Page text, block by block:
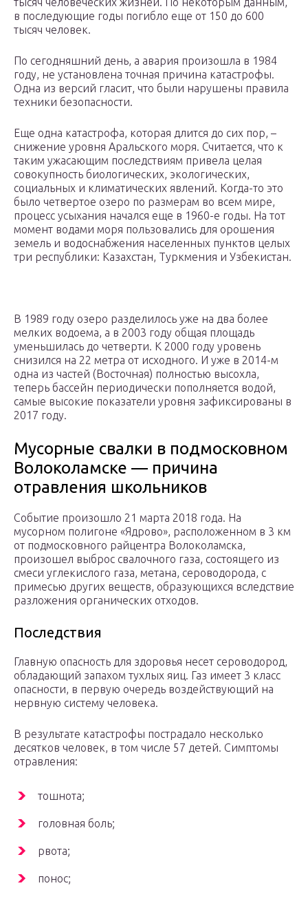
в последующие годы погибло еще от 150 до 600
тысяч человек.
По сегодняшний день, а авария произошла в 1984
году, не установлена точная причина катастрофы.
Одна из версий гласит, что были нарушены правила
техники безопасности.
Еще одна катастрофа, которая длится до сих пор, –
снижение уровня Аральского моря. Считается, что к
таким ужасающим последствиям привела целая
совокупность биологических, экологических,
социальных и климатических явлений. Когда-то это
было четвертое озеро по размерам во всем мире,
процесс усыхания начался еще в 1960-е годы. На тот
момент водами моря пользовались для орошения
земель и водоснабжения населенных пунктов целых
три республики: Казахстан, Туркмения и Узбекистан.
В 1989 году озеро разделилось уже на два более
мелких водоема, а в 2003 году общая площадь
уменьшилась до четверти. К 2000 году уровень
снизился на 22 метра от исходного. И уже в 2014-м
одна из частей (Восточная) полностью высохла,
теперь бассейн периодически пополняется водой,
самые высокие показатели уровня зафиксированы в
2017 году.
Мусорные свалки в подмосковном
Волоколамске — причина
отравления школьников
Событие произошло 21 марта 2018 года. На
мусорном полигоне «Ядрово», расположенном в 3 км
от подмосковного райцентра Волоколамска,
произошел выброс свалочного газа, состоящего из
смеси углекислого газа, метана, сероводорода, с
примесью других веществ, образующихся вследствие
разложения органических отходов.
Последствия
Главную опасность для здоровья несет сероводород,
обладающий запахом тухлых яиц. Газ имеет 3 класс
опасности, в первую очередь воздействующий на
нервную систему человека.
В результате катастрофы пострадало несколько
десятков человек, в том числе 57 детей. Симптомы
отравления:
тошнота;
головная боль;
рвота;
понос;